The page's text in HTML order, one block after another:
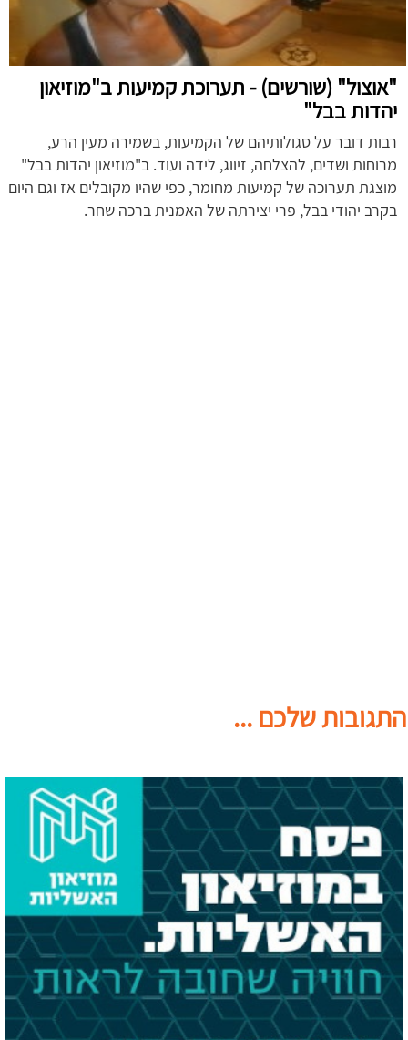
"אוצול" (שורשים) - תערוכת קמיעות ב"מוזיאון
יהדות בבל"
רבות דובר על סגולותיהם של הקמיעות, בשמירה מעין הרע,
מרוחות ושדים, להצלחה, זיווג, לידה ועוד. ב"מוזיאון יהדות בבל"
מוצגת תערוכה של קמיעות מחומר, כפי שהיו מקובלים אז וגם היום
בקרב יהודי בבל, פרי יצירתה של האמנית ברכה שחר.
התגובות שלכם ...